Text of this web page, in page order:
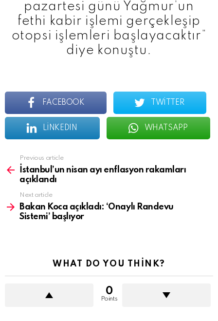
pazartesi günü Yağmur’un
fethi kabir işlemi gerçekleşip
otopsi işlemleri başlayacaktır”
diye konuştu.
FACEBOOK TWITTER
LINKEDIN WHATSAPP
more
Previous article
İstanbul’un nisan ayı enflasyon rakamları
açıklandı
Next article
Bakan Koca açıkladı: ‘Onaylı Randevu
Sistemi’ başlıyor
WHAT DO YOU THINK?
0
Points